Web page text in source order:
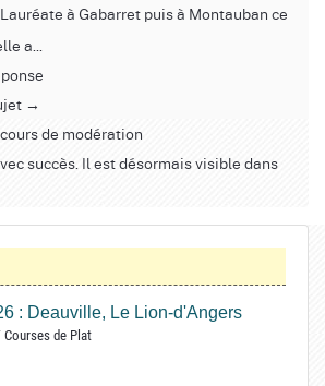
à Gabarret puis à Montauban ce
a...
→
de modération
succès. Il est désormais visible dans
: Deauville, Le Lion-d'Angers
Courses de Plat